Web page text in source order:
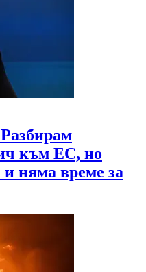
към ЕС, но
няма време за